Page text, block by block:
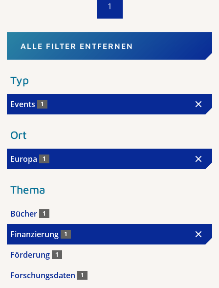
1
ALLE FILTER ENTFERNEN
Typ
Events 1
Ort
Europa 1
Thema
Bücher 1
Finanzierung 1
Förderung 1
Forschungsdaten 1